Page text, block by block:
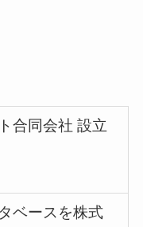
合同会社 設立
ベースを株式